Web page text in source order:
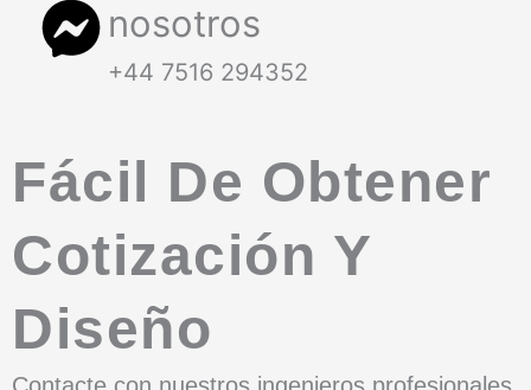
nosotros
+44 7516 294352
Fácil De Obtener
Cotización Y
Diseño